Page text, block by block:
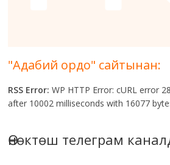
"Адабий ордо" сайтынан:
RSS Error: WP HTTP Error: cURL error
after 10002 milliseconds with 16077
Өнөктөш телеграм